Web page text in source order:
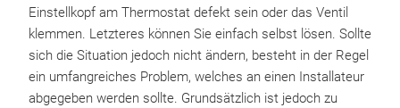
Einstellkopf am Thermostat defekt sein oder das Ventil
klemmen. Letzteres können Sie einfach selbst lösen. Sollte
sich die Situation jedoch nicht ändern, besteht in der Regel
ein umfangreiches Problem, welches an einen Installateur
abgegeben werden sollte. Grundsätzlich ist jedoch zu